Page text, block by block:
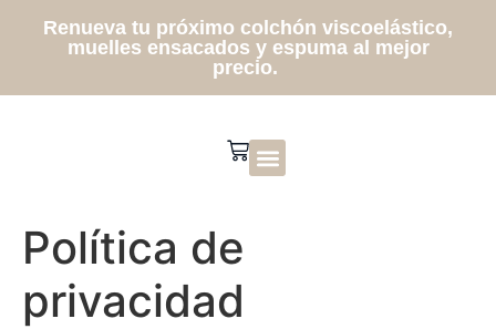
Renueva tu próximo colchón viscoelástico,
muelles ensacados y espuma al mejor
precio.
Política de
privacidad